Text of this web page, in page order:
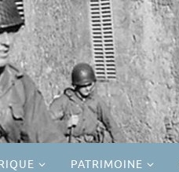
PATRIMOINE